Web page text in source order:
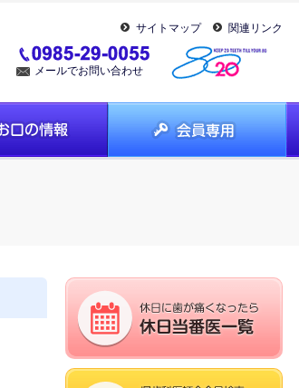
サイトマップ 関連リンク
メールでお問い合わせ